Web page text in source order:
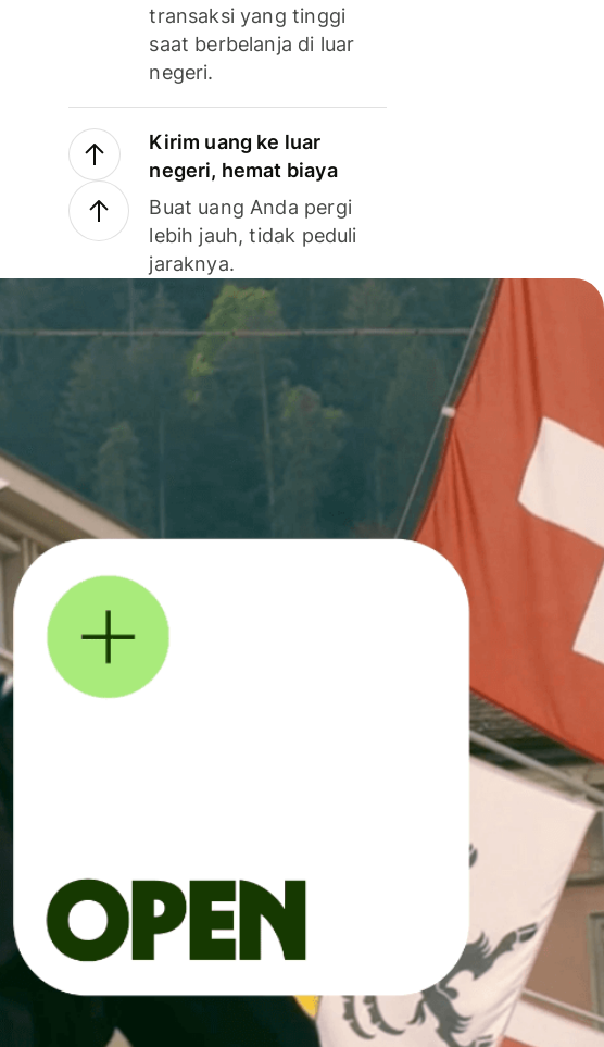
transaksi yang tinggi
saat berbelanja di luar
negeri.
Kirim uang ke luar
negeri, hemat biaya
Buat uang Anda pergi
lebih jauh, tidak peduli
jaraknya.